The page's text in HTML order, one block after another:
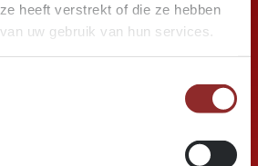
heeft verstrekt of die ze hebben
uw gebruik van hun services.
semaine, vous pouvez nous
les heures de bureau au+32